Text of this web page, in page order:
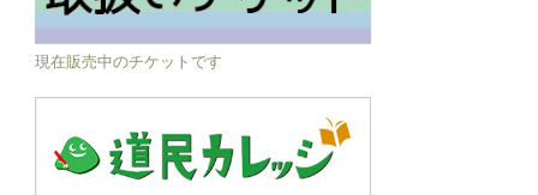
現在販売中のチケットです